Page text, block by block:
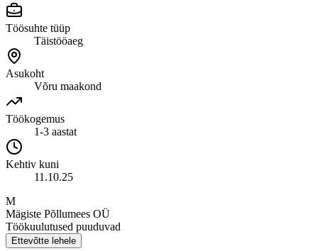
Töösuhte tüüp
Täistööaeg
Asukoht
Võru maakond
Töökogemus
1-3 aastat
Kehtiv kuni
11.10.25
M
Mägiste Põllumees OÜ
Töökuulutused puuduvad
Ettevõtte lehele